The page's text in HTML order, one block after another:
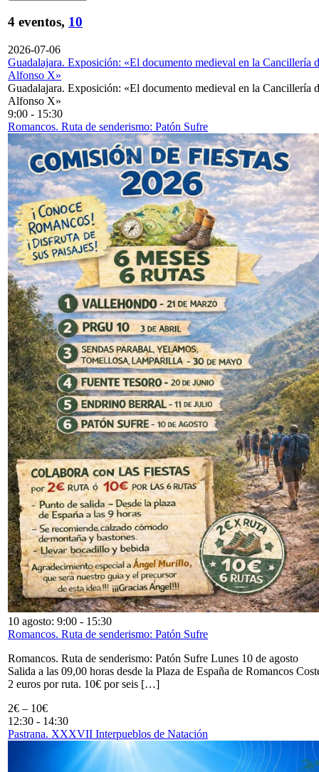
4 eventos, 10
2026-07-06
Guadalajara. Exposición: «El documento medieval en la Cancillería
Alfonso X»
Guadalajara. Exposición: «El documento medieval en la Cancillería
Alfonso X»
9:00 - 15:30
Romancos. Ruta de senderismo: Patón Sufre
10 agosto: 9:00 - 15:30
Romancos. Ruta de senderismo: Patón Sufre
Romancos. Ruta de senderismo: Patón Sufre Lunes 10 de agosto
Salida a las 09,00 horas desde la Plaza de España de Romancos
2 euros por ruta. 10€ por seis […]
2€ – 10€
12:30 - 14:30
Pastrana. XXXVII Interpueblos de Natación